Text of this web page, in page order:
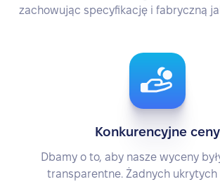
zachowując specyfikację i fabryczną
Konkurencyjne ceny
Dbamy o to, aby nasze wyceny
transparentne. Żadnych ukrytych